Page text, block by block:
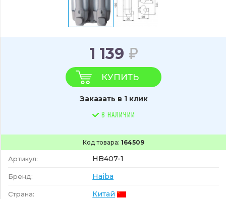
Код товара: 164509
Артикул: HB407-1
Бренд: Haiba
Страна: Китай
1 139
КУПИТЬ
Заказать в 1 клик
В НАЛИЧИИ